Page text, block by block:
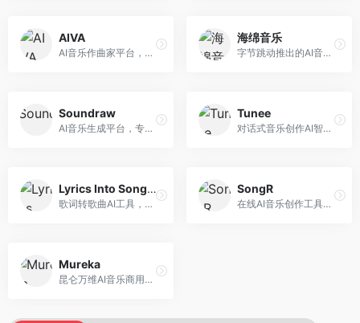
AIVA
AI音乐作曲家平台，专注于古典和影视配乐创作。面向影视制作人和游戏开发者，提供原创音乐生成、配乐定制等服务，音乐风格专业，适合影视游戏配乐。
海绵音乐
字节跳动推出的AI音乐创作平台，支持多风格音乐生成。面向内容创作者和音乐爱好者，提供歌词创作、旋律生成、编曲制作等服务，创作效率高，适合短视频配乐。
Soundraw
AI音乐生成平台，专注于免版税音乐创作。面向视频创作者和内容制作者，提供背景音乐生成、音乐定制等服务，音乐版权清晰，适合视频配乐场景。
Tunee
对话式音乐创作AI智能体，支持自然语言交互创作。面向音乐爱好者，通过对话方式完成音乐创作，交互体验友好，创作过程直观。
Lyrics Into Song AI
歌词转歌曲AI工具，支持将歌词转化为完整歌曲。面向歌词创作者和音乐爱好者，提供歌词谱曲、编曲制作等服务，歌词音乐化效率高。
SongR
在线AI音乐创作工具，支持歌词与旋律一体化生成。面向内容创作者和音乐爱好者，提供歌词创作、旋律生成、音乐制作等服务，操作简便，创作速度快。
Mureka
昆仑万维AI音乐商用创作平台，专注于商业音乐授权。面向企业和商业用户，提供版权音乐生成、商用授权等服务，音乐版权清晰，商业应用安全。